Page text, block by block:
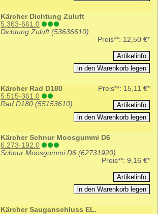
Kärcher Dichtung Zuluft
5.363-661.0
Dichtung Zuluft (53636610)
Preis**: 12,50 €*
Kärcher Rad D180
5.515-361.0
Rad D180 (55153610)
Preis**: 15,11 €*
Kärcher Schnur Moosgummi D6
6.273-192.0
Schnur Moosgummi D6 (62731920)
Preis**: 9,16 €*
Kärcher Sauganschluss EL.